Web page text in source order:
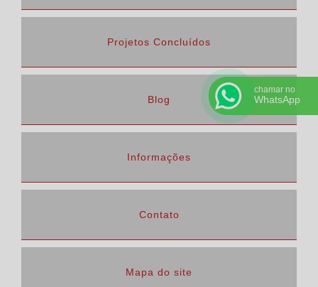
Projetos Concluídos
Blog
Informações
Contato
Mapa do site
chamar no
WhatsApp